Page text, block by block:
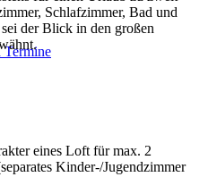
Termine
Schlafzimmer, Bad und
der Blick in den großen
eines Loft für max. 2
Kinder-/Jugendzimmer